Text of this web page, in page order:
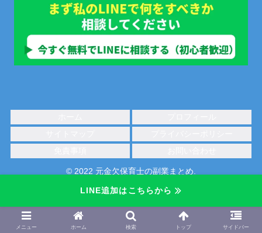
LINE追加はこちらから
© 2022 元金欠保育士の副業まとめ.
メニュー ホーム 検索 トップ サイドバー